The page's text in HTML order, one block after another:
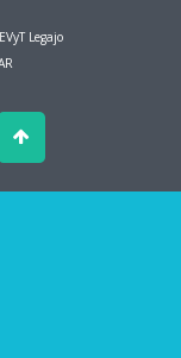
EVyT Legajo